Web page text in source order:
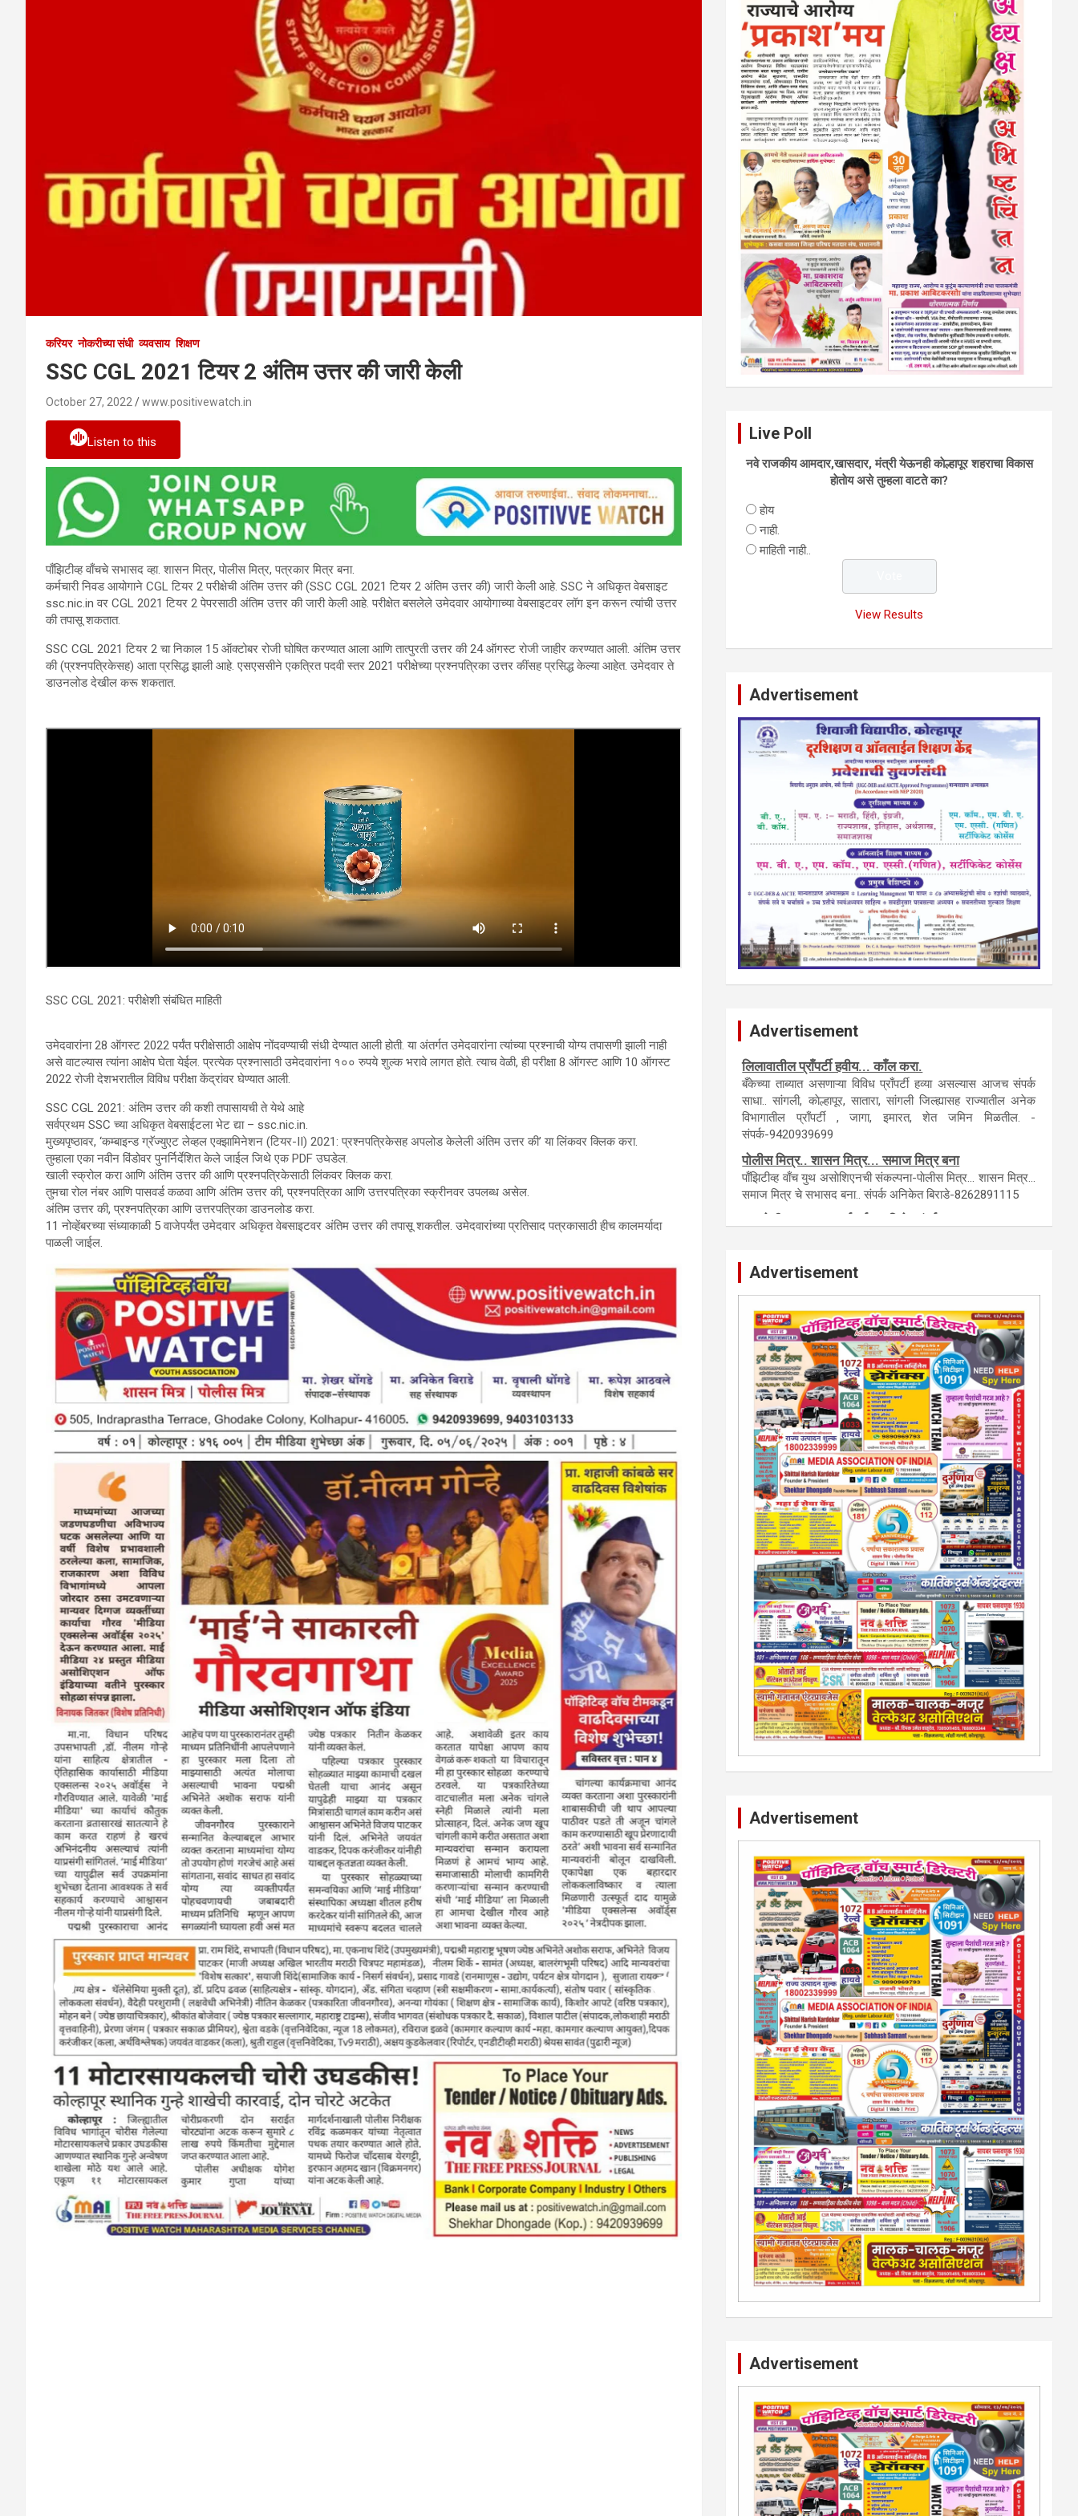
करियर नोकरीच्या संधी व्यवसाय शिक्षण
SSC CGL 2021 टियर 2 अंतिम उत्तर की जारी केली
October 27, 2022 www.positivewatch.in
Listen to this
पाँझिटीव्ह वाँचचे सभासद व्हा. शासन मित्र, पाेलीस मित्र, पत्रकार मित्र बना.
कर्मचारी निवड आयोगाने CGL टियर 2 परीक्षेची अंतिम उत्तर की (SSC CGL 2021 टियर 2 अंतिम उत्तर की) जारी केली आहे. SSC ने अधिकृत वेबसाइट
ssc.nic.in वर CGL 2021 टियर 2 पेपरसाठी अंतिम उत्तर की जारी केली आहे. परीक्षेत बसलेले उमेदवार आयोगाच्या वेबसाइटवर लॉग इन करून त्यांची उत्तर
की तपासू शकतात.
SSC CGL 2021 टियर 2 चा निकाल 15 ऑक्टोबर रोजी घोषित करण्यात आला आणि तात्पुरती उत्तर की 24 ऑगस्ट रोजी जाहीर करण्यात आली. अंतिम उत्तर
की (प्रश्नपत्रिकेसह) आता प्रसिद्ध झाली आहे. एसएससीने एकत्रित पदवी स्तर 2021 परीक्षेच्या प्रश्नपत्रिका उत्तर कींसह प्रसिद्ध केल्या आहेत. उमेदवार ते
डाउनलोड देखील करू शकतात.
SSC CGL 2021: परीक्षेशी संबंधित माहिती
उमेदवारांना 28 ऑगस्ट 2022 पर्यंत परीक्षेसाठी आक्षेप नोंदवण्याची संधी देण्यात आली होती. या अंतर्गत उमेदवारांना त्यांच्या प्रश्नाची योग्य तपासणी झाली नाही
असे वाटल्यास त्यांना आक्षेप घेता येईल. प्रत्येक प्रश्नासाठी उमेदवारांना १०० रुपये शुल्क भरावे लागत होते. त्याच वेळी, ही परीक्षा 8 ऑगस्ट आणि 10 ऑगस्ट
2022 रोजी देशभरातील विविध परीक्षा केंद्रांवर घेण्यात आली.
SSC CGL 2021: अंतिम उत्तर की कशी तपासायची ते येथे आहे
सर्वप्रथम SSC च्या अधिकृत वेबसाईटला भेट द्या – ssc.nic.in.
मुख्यपृष्ठावर, ‘कम्बाइन्ड ग्रॅज्युएट लेव्हल एक्झामिनेशन (टियर-II) 2021: प्रश्नपत्रिकेसह अपलोड केलेली अंतिम उत्तर की’ या लिंकवर क्लिक करा.
तुम्हाला एका नवीन विंडोवर पुनर्निर्देशित केले जाईल जिथे एक PDF उघडेल.
खाली स्क्रोल करा आणि अंतिम उत्तर की आणि प्रश्नपत्रिकेसाठी लिंकवर क्लिक करा.
तुमचा रोल नंबर आणि पासवर्ड कळवा आणि अंतिम उत्तर की, प्रश्नपत्रिका आणि उत्तरपत्रिका स्क्रीनवर उपलब्ध असेल.
अंतिम उत्तर की, प्रश्नपत्रिका आणि उत्तरपत्रिका डाउनलोड करा.
11 नोव्हेंबरच्या संध्याकाळी 5 वाजेपर्यंत उमेदवार अधिकृत वेबसाइटवर अंतिम उत्तर की तपासू शकतील. उमेदवारांच्या प्रतिसाद पत्रकासाठी हीच कालमर्यादा
पाळली जाईल.
Live Poll
नवे राजकीय आमदार,खासदार, मंत्री येऊनही काेल्हापूर शहराचा विकास
हाेताेय असे तुम्हला वाटते का?
हाेय
नाही.
माहिती नाही..
View Results
Advertisement
Advertisement
नवशक्ती- फ्री प्रेस जर्नल, मराठी इंग्लीश पेपरला जाहिरात द्या.
टेंडर, नाेटीस, आँक्शन, लिगलच्या सर्व बँका, पतसंस्था यांच्या जाहिरातींना
आम्ही याेग्य दरात प्रसिद्धी देऊ.
लिलावातील प्राँपर्टी हवीय... काँल करा.
साधा.. सांगली, काेल्हापूर, सातारा, सांगली जिल्ह्यासह राज्यातील अनेक
विभागातील प्राँपर्टी , जागा, इमारत, शेत जमिन मिळतील. -
संपर्क-9420939699
कायदेशीर सल्ला या मार्गदर्शन पाहिजे. संपर्क साधा-
परिस्थितीनुसार तुम्ही जर आर्थिक, शैक्षणिक, सामाजिक समस्या, गुन्हेगारी,
शारीरीक त्रास, फसवणूक सारख्या प्रकरणात अडकला असाल, काेर्टाची
पायरी चढला असाल तर चिंता नकाे.. आम्ही मदत करू. मार्गदर्शन करू,
कायदेशीर सल्ला देऊ. - आजच संपर्क साधा- भारत
साेनुले-8888207374 या AD सतिश कुंभार -9860944728
मराठी.. इंग्रजी पेपरला जाहिरात द्यायची संपर्क साधा..
मराठी इंग्रजी दैनिकासाठी जिल्हा, राज्य आवृत्तीसाठी जाहिराती स्विकारल्या
जातील. नवशक्ती, फ्री प्रेस जर्नल साठी तुम्हीही तुमच्या नाेटीस द्या. बँक,
13/213/4 सेल्स , डिमांड नाेटीस इतरांच्यापेक्षा वाजवी दरात आम्ही
आपली जाहिरात पब्लिश करू. माेबा. 9420939699
Advertisement
Advertisement
Advertisement